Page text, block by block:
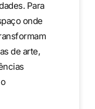
Para
onde
de arte,